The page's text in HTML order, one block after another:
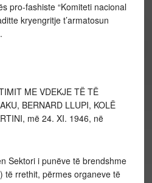
pro-fashiste “Komiteti nacional
kryengritje t’armatosun
ME VDEKJE TË TË
BERNARD LLU­­PI, KOLË
më 24. XI. 1946, në
Sektori i punëve të brendshme
të rrethit, përmes organeve të